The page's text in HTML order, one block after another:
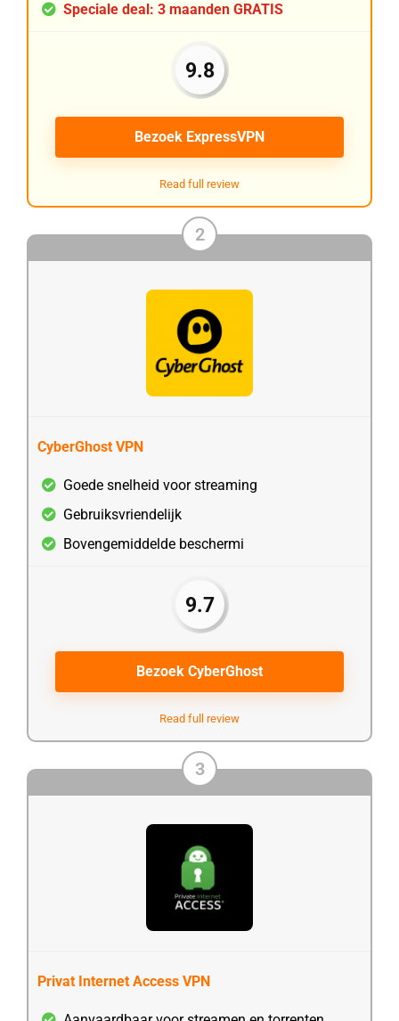
Speciale deal: 3 maanden GRATIS
9.8
Bezoek ExpressVPN
Read full review
2
CyberGhost VPN
Goede snelheid voor streaming
Gebruiksvriendelijk
Bovengemiddelde beschermi
9.7
Bezoek CyberGhost
Read full review
3
Privat Internet Access VPN